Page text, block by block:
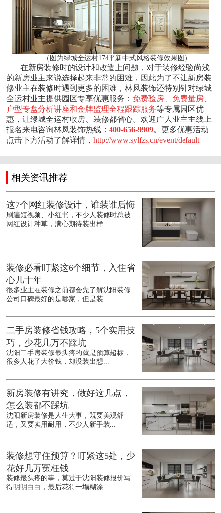
（图为绿城全运村174平新中式风格装修效果图）
在新房装修时的设计和改造上问题，对于装修经验尚浅
的新房业主来说选择起来非常的困难，因此为了不让新房装
修业主在装修时遇到更多的困难，林凤装饰还特别针对绿城
全运村业主提供园区专享优惠服务： 免费验房、免费量房、
户型专盘分析讲座和金牌监理全程跟踪服务等专属园区优
惠，让绿城全运村收房、装修都省心。欢迎广大业主主线上
报名来电咨询林凤装饰热线：400-656-9909。更多优惠活动
点击下方活动了解详情，http://www.sylfzs.cn/event/default
相关资讯推荐
这7个网红装修设计，谁装谁后悔
刷遍短视频、小红书，不少人装修时总被
网红设计种草，满心期待装出样...
装修必看盯紧这6个细节，入住省
心几十年
很多业主在装修之前都会先了解沈阳装修
公司口碑最好的是哪家，但是装...
二手房装修省钱攻略，5个实用技
巧，少花几万不踩坑
沈阳二手房装修最头疼的就是预算超标，
很多人花了大价钱，却没装出想...
新房装修有讲究，做好这几点，
怎么装都不踩坑
沈阳新房装修是人生大事，既要美观舒
适，又要实用耐用，不少人新手装...
装修想守住预算？盯紧这5处，少
花好几万冤枉钱
装修最头疼的事，莫过于沈阳装修报价写
得明明白白，最后花得一塌糊涂...